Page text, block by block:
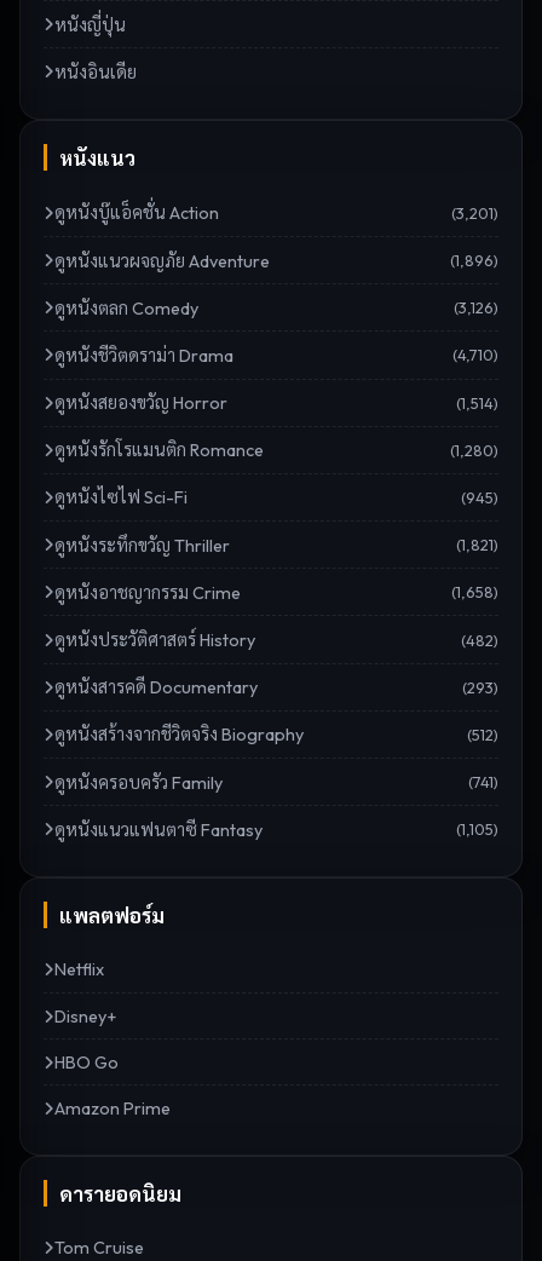
หนังญี่ปุ่น
หนังอินเดีย
หนังแนว
ดูหนังบู๊แอ็คชั่น Action (3,201)
ดูหนังแนวผจญภัย Adventure (1,896)
ดูหนังตลก Comedy (3,126)
ดูหนังชีวิตดราม่า Drama (4,710)
ดูหนังสยองขวัญ Horror (1,514)
ดูหนังรักโรแมนติก Romance (1,280)
ดูหนังไซไฟ Sci-Fi (945)
ดูหนังระทึกขวัญ Thriller (1,821)
ดูหนังอาชญากรรม Crime (1,658)
ดูหนังประวัติศาสตร์ History (482)
ดูหนังสารคดี Documentary (293)
ดูหนังสร้างจากชีวิตจริง Biography (512)
ดูหนังครอบครัว Family (741)
ดูหนังแนวแฟนตาซี Fantasy (1,105)
แพลตฟอร์ม
Netflix
Disney+
HBO Go
Amazon Prime
ดารายอดนิยม
Tom Cruise